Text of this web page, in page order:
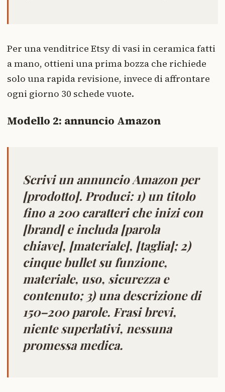
Per una venditrice Etsy di vasi in ceramica fatti
a mano, ottieni una prima bozza che richiede
solo una rapida revisione, invece di affrontare
ogni giorno 30 schede vuote.
Modello 2: annuncio Amazon
Scrivi un annuncio Amazon per
[prodotto]. Produci: 1) un titolo
fino a 200 caratteri che inizi con
[brand] e includa [parola
chiave], [materiale], [taglia]; 2)
cinque bullet su funzione,
materiale, uso, sicurezza e
contenuto; 3) una descrizione di
150–200 parole. Frasi brevi,
niente superlativi, nessuna
promessa medica.